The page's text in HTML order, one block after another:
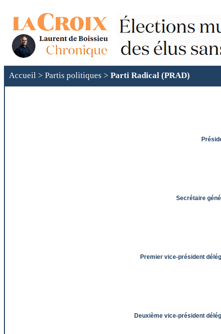
Accueil > Partis politiques > Parti Radical (PRAD)
Secrétaire
Premier vice-président
Deuxième vice-président